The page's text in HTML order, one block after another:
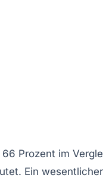
66 Prozent im
Ein wesentlicher